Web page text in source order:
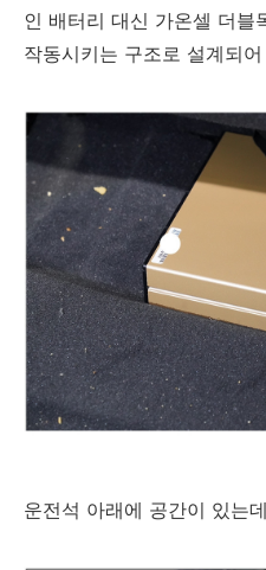
인 배터리 대신 가온셀 더블
작동시키는 구조로 설계되
운전석 아래에 공간이 있는